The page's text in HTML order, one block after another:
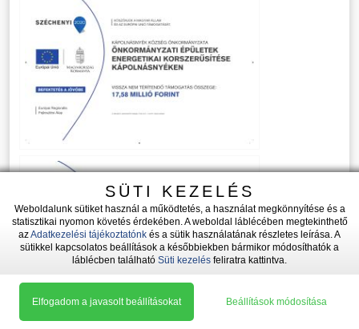
SÜTI KEZELÉS
Weboldalunk sütiket használ a működtetés, a használat megkönnyítése és a
statisztikai nyomon követés érdekében. A weboldal láblécében megtekinthető
azAdatkezelési tájékoztatónk és a sütik használatának részletes leírása. A
sütikkel kapcsolatos beállítások a későbbiekben bármikor módosíthatók a
láblécben található Süti kezelés feliratra kattintva.
Elfogadom a javasolt beállításokat Beállítások módosítása